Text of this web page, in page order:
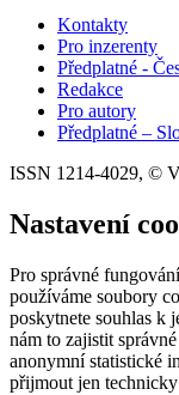
Kontakty
Pro inzerenty
Předplatné -
Redakce
Pro autory
Předplatné –
ISSN 1214-4029, ©
Nastavení
Pro správné
používáme soubory
poskytnete souhlas k
nám to zajistit
anonymní statistické
přijmout jen